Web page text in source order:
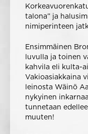
talona” ja
nimiperinteen
Ensimmäinen
luvulla ja toinen
kahvila eli kulta-
Vakioasiakkaina
leinosta Wäinö
nykyinen
tunnetaan
muuten!